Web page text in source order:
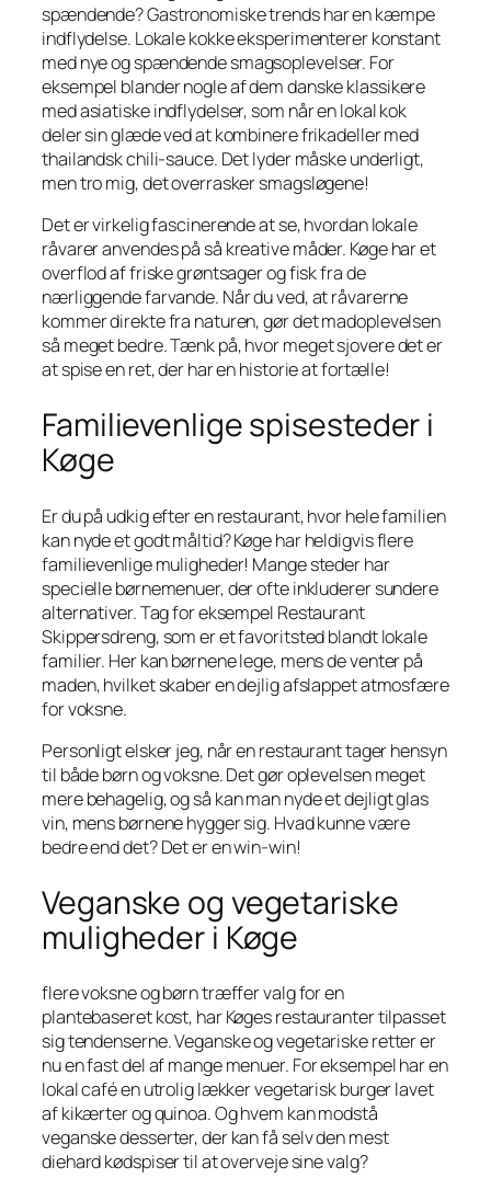
spændende? Gastronomiske trends har en kæmpe
indflydelse. Lokale kokke eksperimenterer konstant
med nye og spændende smagsoplevelser. For
eksempel blander nogle af dem danske klassikere
med asiatiske indflydelser, som når en lokal kok
deler sin glæde ved at kombinere frikadeller med
thailandsk chili-sauce. Det lyder måske underligt,
men tro mig, det overrasker smagsløgene!
Det er virkelig fascinerende at se, hvordan lokale
råvarer anvendes på så kreative måder. Køge har et
overflod af friske grøntsager og fisk fra de
nærliggende farvande. Når du ved, at råvarerne
kommer direkte fra naturen, gør det madoplevelsen
så meget bedre. Tænk på, hvor meget sjovere det er
at spise en ret, der har en historie at fortælle!
Familievenlige spisesteder i
Køge
Er du på udkig efter en restaurant, hvor hele familien
kan nyde et godt måltid? Køge har heldigvis flere
familievenlige muligheder! Mange steder har
specielle børnemenuer, der ofte inkluderer sundere
alternativer. Tag for eksempel Restaurant
Skippersdreng, som er et favoritsted blandt lokale
familier. Her kan børnene lege, mens de venter på
maden, hvilket skaber en dejlig afslappet atmosfære
for voksne.
Personligt elsker jeg, når en restaurant tager hensyn
til både børn og voksne. Det gør oplevelsen meget
mere behagelig, og så kan man nyde et dejligt glas
vin, mens børnene hygger sig. Hvad kunne være
bedre end det? Det er en win-win!
Veganske og vegetariske
muligheder i Køge
flere voksne og børn træffer valg for en
plantebaseret kost, har Køges restauranter tilpasset
sig tendenserne. Veganske og vegetariske retter er
nu en fast del af mange menuer. For eksempel har en
lokal café en utrolig lækker vegetarisk burger lavet
af kikærter og quinoa. Og hvem kan modstå
veganske desserter, der kan få selv den mest
diehard kødspiser til at overveje sine valg?